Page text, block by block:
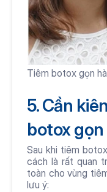
Tiêm botox gọn
5. Cần
botox
Sau khi tiêm
cách là rất quan
toàn cho vùng
lưu ý: